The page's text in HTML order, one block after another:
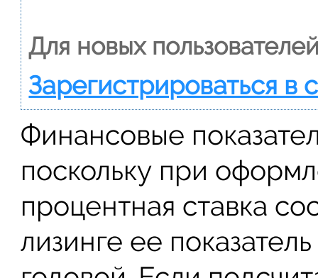
Для новых
Зарегистрироваться в
Финансовые
поскольку при
процентная ставка
лизинге ее